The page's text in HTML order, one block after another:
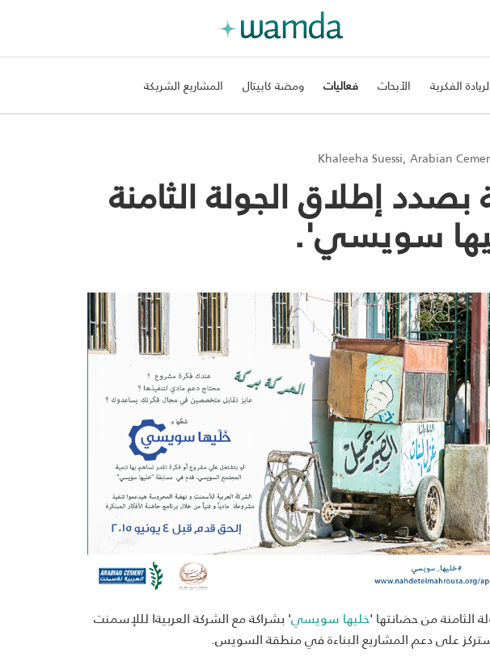
الفكرية الأبحاث فعاليات ومضة كابيتال المشاريع الشريكة
إطلاق الجولة الثامنة
سويسي'.
الثامنة من حضانتها 'خليها سويسي' بشراكة مع الشركة العربيةا لللإسمنت